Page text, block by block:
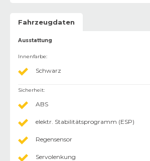
Fahrzeugdaten
Ausstattung
Innenfarbe:
Schwarz
Sicherheit:
ABS
elektr. Stabilitätsprogramm (ESP)
Regensensor
Servolenkung